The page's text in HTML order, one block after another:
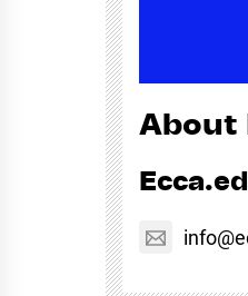
About